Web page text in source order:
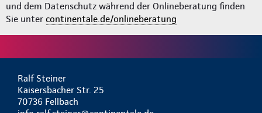
und dem Datenschutz während der Onlineberatung finden
Sie unter continentale.de/onlineberatung
Ralf Steiner
Kaisersbacher Str. 25
70736 Fellbach